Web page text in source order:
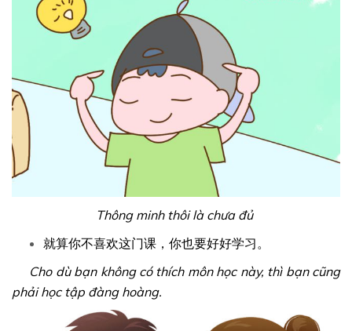
Thông minh thôi là chưa đủ
就算你不喜欢这门课，你也要好好学习。
Cho dù bạn không có thích môn học này, thì bạn cũng
phải học tập đàng hoàng.